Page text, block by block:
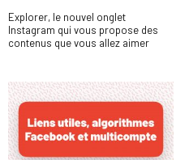
Explorer, le nouvel onglet
Instagram qui vous propose des
contenus que vous allez aimer